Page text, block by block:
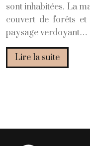
sont inhabitées. La
couvert de forêts et
paysage verdoyant…
Lire la suite